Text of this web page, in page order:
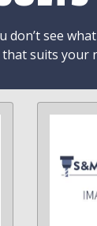
don’t see
suits your